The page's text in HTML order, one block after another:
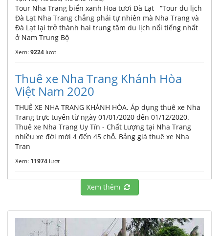
Tour Nha Trang biển xanh Hoa tươi Đà Lạt “Tour du lịch
Đà Lạt Nha Trang chẳng phải tự nhiên mà Nha Trang và
Đà Lạt lại trở thành hai trung tâm du lịch nổi tiếng nhất
ở Nam Trung Bộ
Xem:9224 lượt
Thuê xe Nha Trang Khánh Hòa
Việt Nam 2020
THUÊ XE NHA TRANG KHÁNH HÒA. Áp dụng thuê xe Nha
Trang trực tuyến từ ngày 01/01/2020 đến 01/12/2020.
Thuê xe Nha Trang Uy Tín - Chất Lượng tại Nha Trang
nhiều xe đời mới 4 đến 45 chỗ. Bảng giá thuê xe Nha
Tran
Xem: 11974 lượt
Xem thêm